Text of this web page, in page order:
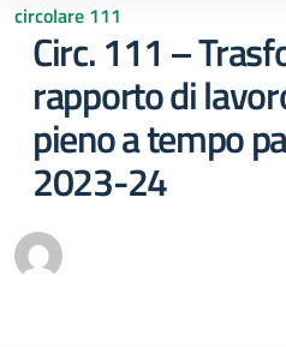
circolare 111
Circ. 111 –
rapporto di
pieno a tempo
2023-24